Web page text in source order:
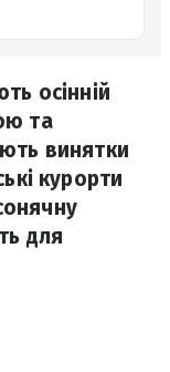
осінній
та
винятки
курорти
для